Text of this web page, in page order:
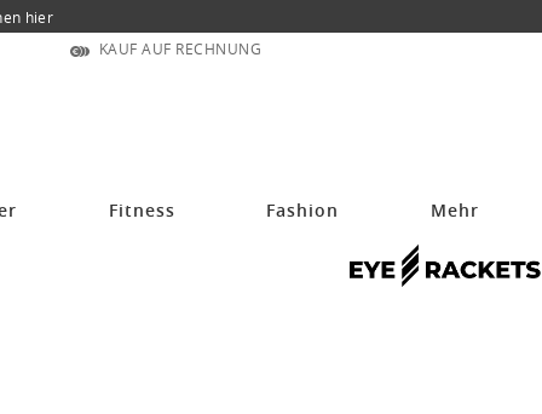
hier
KAUF AUF RECHNUNG
Fitness Fashion Mehr